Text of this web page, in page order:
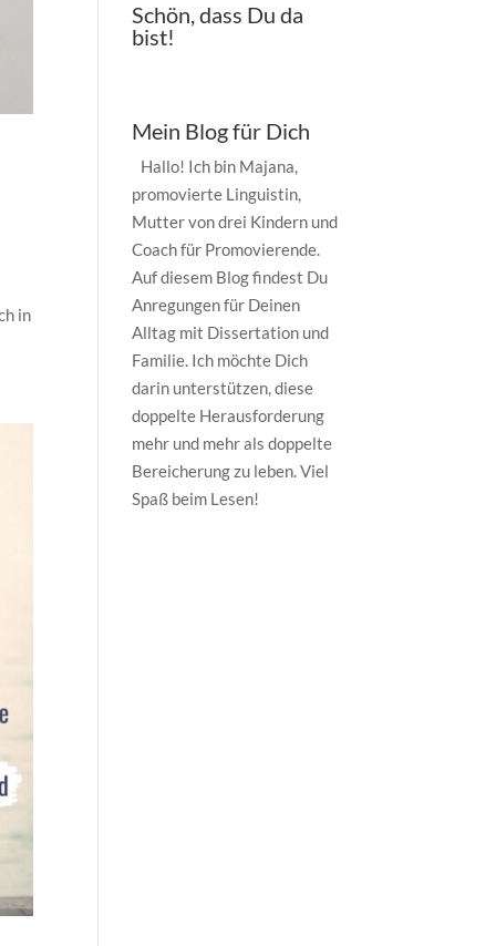
in
Schön, dass Du da
bist!
Mein Blog für Dich
Hallo! Ich bin Majana,
promovierte Linguistin,
Mutter von drei Kindern und
Coach für Promovierende.
Auf diesem Blog findest Du
Anregungen für Deinen
Alltag mit Dissertation und
Familie. Ich möchte Dich
darin unterstützen, diese
doppelte Herausforderung
mehr und mehr als doppelte
Bereicherung zu leben. Viel
Spaß beim Lesen!